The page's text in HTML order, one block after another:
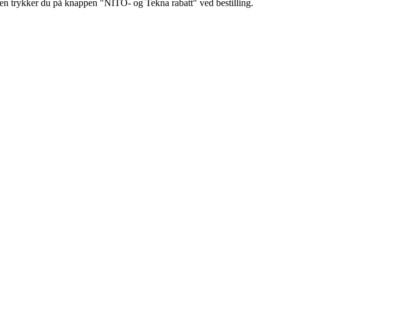
trykker du på knappen "NITO- og Tekna rabatt" ved bestilling.